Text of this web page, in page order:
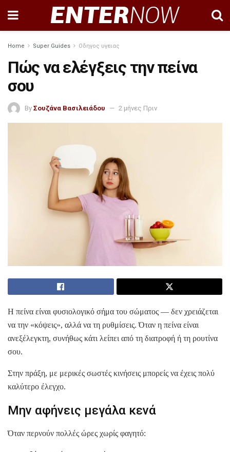
Home Super Guides Οδηγος υγειας
Πώς να ελέγξεις την πείνα
σου
By Σουζάνα Βασιλειάδου 2 μήνες Πριν
Η πείνα είναι φυσιολογικό σήμα του σώματος — δεν χρειάζεται
να την «κόψεις», αλλά να τη ρυθμίσεις. Όταν η πείνα είναι
ανεξέλεγκτη, συνήθως κάτι λείπει από τη διατροφή ή τη ρουτίνα
σου.
Στην πράξη, με μερικές σωστές κινήσεις μπορείς να έχεις πολύ
καλύτερο έλεγχο.
Μην αφήνεις μεγάλα κενά
Όταν περνούν πολλές ώρες χωρίς φαγητό: